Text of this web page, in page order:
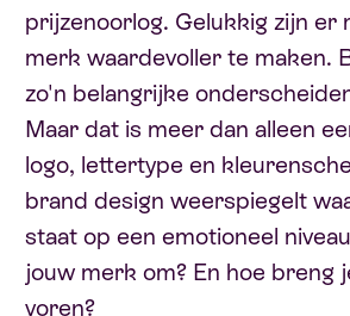
prijzenoorlog. Gelukkig zijn er
merk waardevoller te maken.
zo'n belangrijke
Maar dat is meer dan alleen
logo, lettertype en
brand design weerspiegelt
staat op een emotioneel
jouw merk om? En hoe breng
voren?